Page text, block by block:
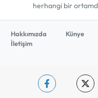
herhangi bir
Hakkımızda
Künye
İletişim